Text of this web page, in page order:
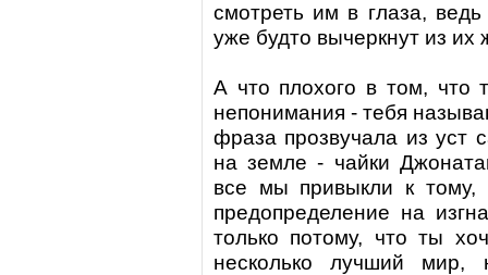
смотреть им в глаза,
уже будто вычеркнут из их
А что плохого в том, что
непонимания - тебя
фраза прозвучала из уст
на земле - чайки
все мы привыкли к тому,
предопределение на
только потому, что ты
несколько лучший мир,